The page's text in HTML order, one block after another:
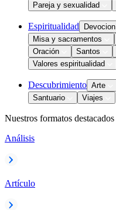
Pareja y sexualidad
Espiritualidad Devocion
Misa y sacramentos
Oración
Santos
Valores espiritualidad
Descubrimiento Arte
Santuario
Viajes
Nuestros formatos destacados
Análisis
Artículo